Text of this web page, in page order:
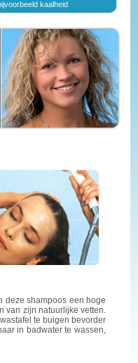
kaalheid
deze shampoos een hoge
van zijn natuurlijke vetten.
te buigen bevorder
in badwater te wassen,